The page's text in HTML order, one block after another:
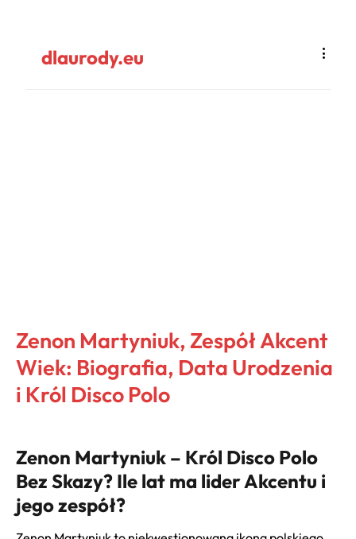
dlaurody.eu
Zenon Martyniuk, Zespół Akcent
Wiek: Biografia, Data Urodzenia
i Król Disco Polo
Zenon Martyniuk – Król Disco Polo
Bez Skazy? Ile lat ma lider Akcentu i
jego zespół?